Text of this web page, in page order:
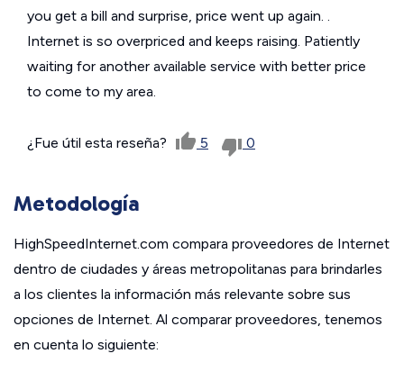
you get a bill and surprise, price went up again. .
Internet is so overpriced and keeps raising. Patiently
waiting for another available service with better price
to come to my area.
¿Fue útil esta reseña? 5 0
Metodología
HighSpeedInternet.com compara proveedores de Internet
dentro de ciudades y áreas metropolitanas para brindarles
a los clientes la información más relevante sobre sus
opciones de Internet. Al comparar proveedores, tenemos
en cuenta lo siguiente: